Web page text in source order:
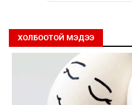
ХОЛБООТОЙ МЭДЭЭ